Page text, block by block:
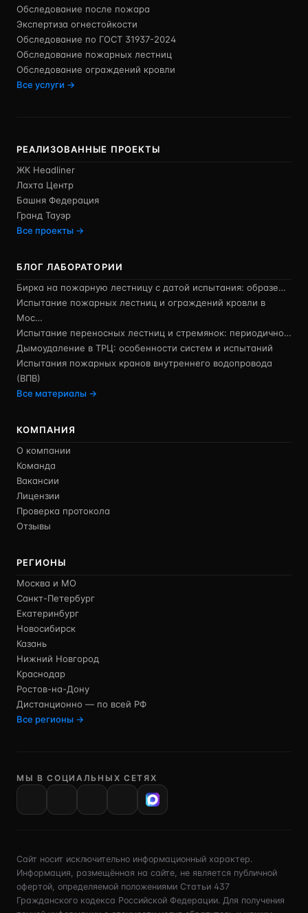
Обследование после пожара
Экспертиза огнестойкости
Обследование по ГОСТ 31937-2024
Обследование пожарных лестниц
Обследование ограждений кровли
Все услуги →
РЕАЛИЗОВАННЫЕ ПРОЕКТЫ
ЖК Headliner
Лахта Центр
Башня Федерация
Гранд Тауэр
Все проекты →
БЛОГ ЛАБОРАТОРИИ
Бирка на пожарную лестницу с датой испытания: образе…
Испытание пожарных лестниц и ограждений кровли в
Мос…
Испытание переносных лестниц и стремянок: периодично…
Дымоудаление в ТРЦ: особенности систем и испытаний
Испытания пожарных кранов внутреннего водопровода
(ВПВ)
Все материалы →
КОМПАНИЯ
О компании
Команда
Вакансии
Лицензии
Проверка протокола
Отзывы
РЕГИОНЫ
Москва и МО
Санкт-Петербург
Екатеринбург
Новосибирск
Казань
Нижний Новгород
Краснодар
Ростов-на-Дону
Дистанционно — по всей РФ
Все регионы →
МЫ В СОЦИАЛЬНЫХ СЕТЯХ
Сайт носит исключительно информационный характер.
Информация, размещённая на сайте, не является публичной
офертой, определяемой положениями Статьи 437
Гражданского кодекса Российской Федерации. Для получения